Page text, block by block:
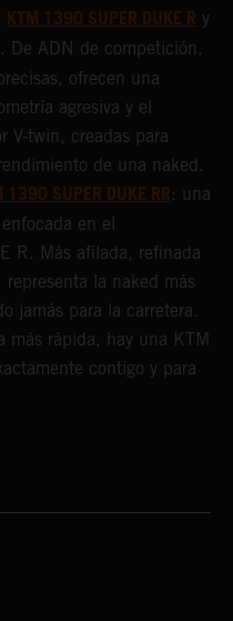
KTM 1390 SUPER DUKE R y
. De ADN de competición,
ofrecen una
agresiva y el
V-twin, creadas para
de una naked.
1390 SUPER DUKE RR: una
en el
R. Más afilada, refinada
la naked más
jamás para la carretera.
más rápida, hay una KTM
contigo y para